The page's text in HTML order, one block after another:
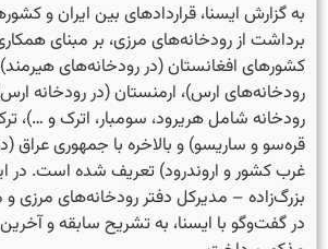
به گزارش ایسنا، قراردادهای بین ایران و
برداشت از رودخانه‌های مرزی، بر مبنای
کشورهای افغانستان (در رودخانه­‌های
رودخانه شامل هریرود، سومبار، اترک و …)،
قره‌سو و ساریسو) و بالاخره با جمهوری عراق
غرب کشور و اروندرود) تعریف شده است. در
بزرگ‌زاده – مدیرکل دفتر رودخانه‌های مرزی
در گفت‌وگو با ایسنا، به تشریح سابقه و